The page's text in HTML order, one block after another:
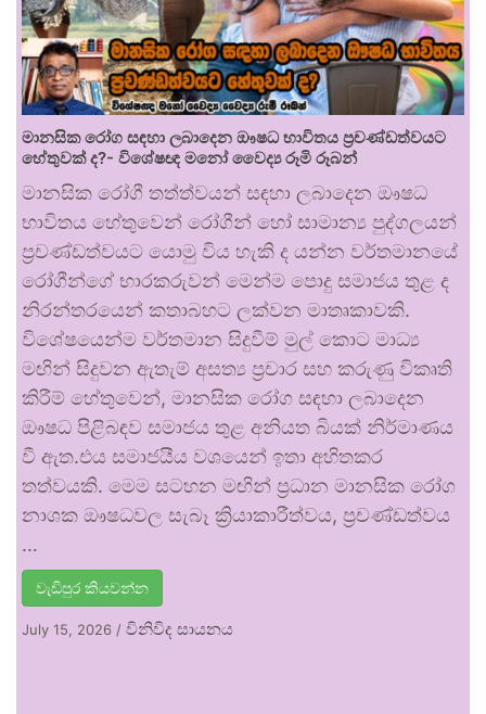
මානසික රෝග සඳහා ලබාදෙන ඖෂධ භාවිතය ප්‍රචණ්ඩත්වයට
හේතුවක් ද?- විශේෂඥ මනෝ වෛද්‍ය රූමි රූබන්
මානසික රෝගී තත්ත්වයන් සඳහා ලබාදෙන ඖෂධ
භාවිතය හේතුවෙන් රෝගීන් හෝ සාමාන්‍ය පුද්ගලයන්
ප්‍රචණ්ඩත්වයට යොමු විය හැකි ද යන්න වර්තමානයේ
රෝගීන්ගේ භාරකරුවන් මෙන්ම පොදු සමාජය තුළ ද
නිරන්තරයෙන් කතාබහට ලක්වන මාතෘකාවකි.
විශේෂයෙන්ම වර්තමාන සිදුවීම් මුල් කොට මාධ්‍ය
මඟින් සිදුවන ඇතැම් අසත්‍ය ප්‍රචාර සහ කරුණු විකෘති
කිරීම් හේතුවෙන්, මානසික රෝග සඳහා ලබාදෙන
ඖෂධ පිළිබඳව සමාජය තුළ අනියත බියක් නිර්මාණය
වී ඇත.එය සමාජයීය වශයෙන් ඉතා අහිතකර
තත්වයකි. මෙම සටහන මඟින් ප්‍රධාන මානසික රෝග
නාශක ඖෂධවල සැබෑ ක්‍රියාකාරීත්වය, ප්‍රචණ්ඩත්වය
…
වැඩිපුර කියවන්න
July 15, 2026 / විනිවිද සායනය